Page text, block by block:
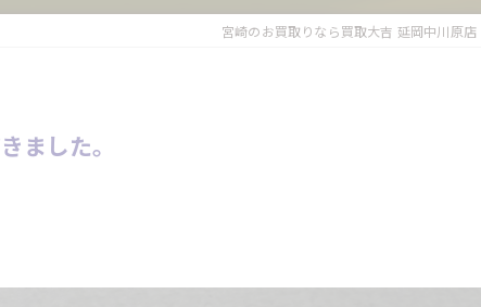
宮崎のお買取りなら買取大吉 延岡中川原店
ました。